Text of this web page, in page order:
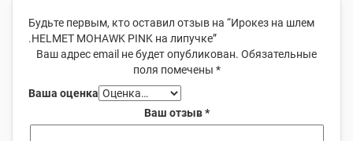
Будьте первым, кто оставил отзыв на “Ирокез на шлем
.HELMET MOHAWK PINK на липучке”
Ваш адрес email не будет опубликован. Обязательные
поля помечены *
Ваша оценка
Ваш отзыв*